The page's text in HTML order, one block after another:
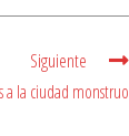
Siguiente
a la ciudad monstruo